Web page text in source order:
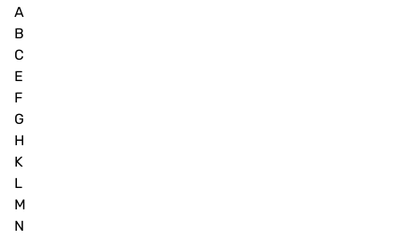
A
B
C
E
F
G
H
K
L
M
N